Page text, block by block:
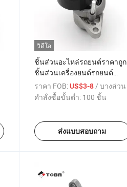
วิดีโอ
ชิ้นส่วนอะไหล่รถยนต์ราคาถูก
ชิ้นส่วนเครื่องยนต์รถยนต์
สายพานตึงพร้อมพูลเลย์ตึง
OEM 7700102872
ราคา FOB: US$3-8/ บางส่วน
คำสั่งซื้อขั้นต่ำ: 100 ชิ้น
ส่งแบบสอบถาม